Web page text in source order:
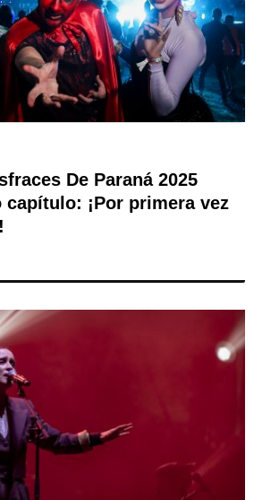
De Paraná 2025
¡Por primera vez